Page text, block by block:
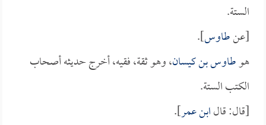
الستة.
[عنطاوس].
هوطاوس بن كيسان، وهو ثقة، فقيه، أخرج حديثه أصحاب
الكتب الستة.
[قال: قالابن عمر].